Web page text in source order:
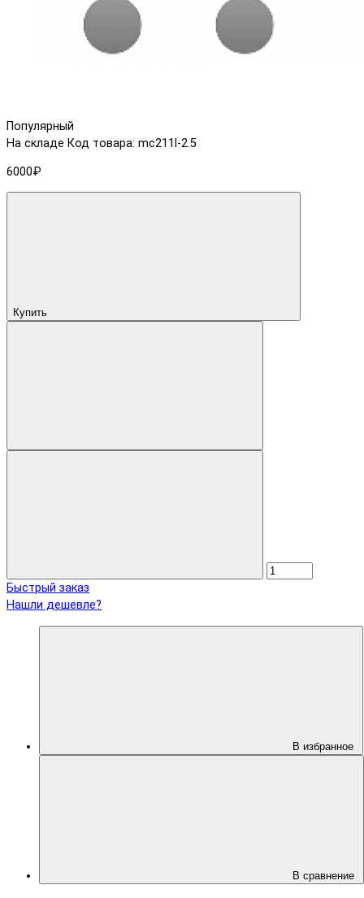
Популярный
На складе Код товара: mc211l-2.5
6000₽
Купить
Быстрый заказ
Нашли дешевле?
В избранное
В сравнение